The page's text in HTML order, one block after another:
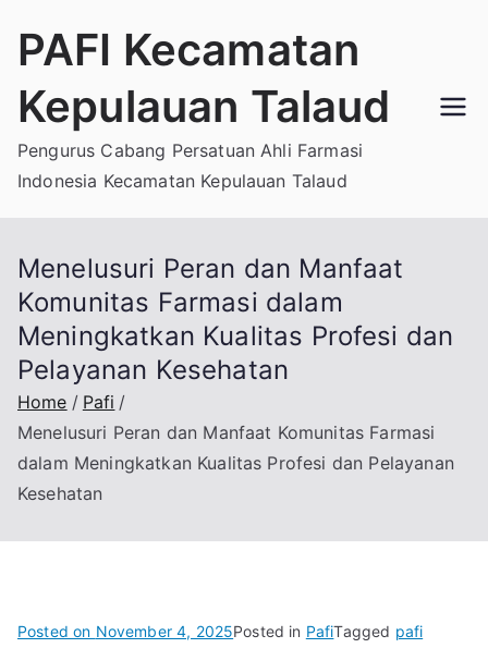
PAFI Kecamatan
Kepulauan Talaud
Pengurus Cabang Persatuan Ahli Farmasi
Indonesia Kecamatan Kepulauan Talaud
Menelusuri Peran dan Manfaat
Komunitas Farmasi dalam
Meningkatkan Kualitas Profesi dan
Pelayanan Kesehatan
Home
Pafi
Menelusuri Peran dan Manfaat Komunitas Farmasi
dalam Meningkatkan Kualitas Profesi dan Pelayanan
Kesehatan
Posted on November 4, 2025Posted in PafiTagged pafi